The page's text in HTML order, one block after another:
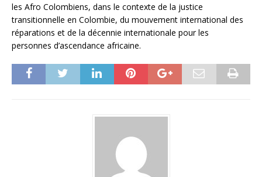
les Afro Colombiens, dans le contexte de la justice
transitionnelle en Colombie, du mouvement international des
réparations et de la décennie internationale pour les
personnes d’ascendance africaine.